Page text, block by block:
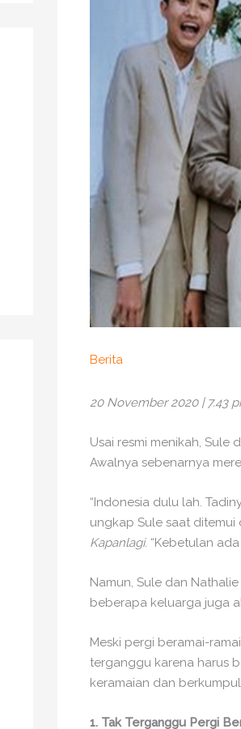
Berita
20 November 2020 | 7.43
Usai resmi menikah,
Awalnya sebenarnya
“Indonesia dulu lah.
ungkap Sule saat ditemui
Kapanlagi. “Kebetulan
Namun, Sule dan
beberapa keluarga juga
Meski pergi beramai-
terganggu karena harus
keramaian dan
1. Tak Terganggu Pergi